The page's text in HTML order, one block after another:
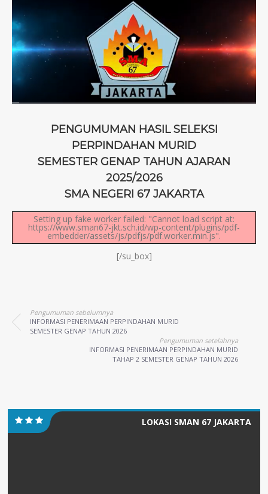
PENGUMUMAN HASIL SELEKSI
PERPINDAHAN MURID
SEMESTER GENAP TAHUN AJARAN
2025/2026
SMA NEGERI 67 JAKARTA
Setting up fake worker failed: "Cannot load script at:
https://www.sman67-jkt.sch.id/wp-content/plugins/pdf-
embedder/assets/js/pdfjs/pdf.worker.min.js".
[/su_box]
Pengumuman sebelumnya
INFORMASI PENERIMAAN PERPINDAHAN MURID
SEMESTER GENAP TAHUN 2026
Pengumuman setelahnya
INFORMASI PENERIMAAN PERPINDAHAN MURID
TAHAP 2 SEMESTER GENAP TAHUN 2026
LOKASI SMAN 67 JAKARTA